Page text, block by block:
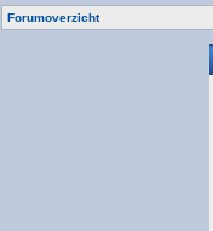
Forumoverzicht